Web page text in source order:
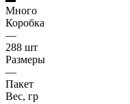
Много
Коробка
—
288 шт
Размеры
—
Пакет
Вес, гр